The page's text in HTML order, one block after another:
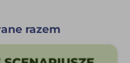
razem